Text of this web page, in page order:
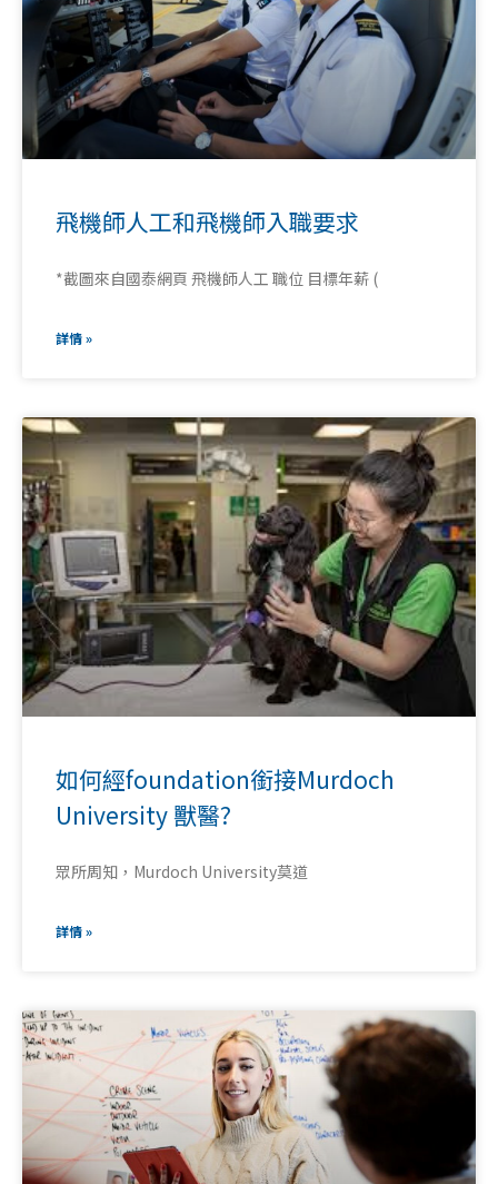
飛機師人工和飛機師入職要求
*截圖來自國泰網頁 飛機師人工 職位 目標年薪 (
詳情 »
如何經foundation銜接Murdoch
University 獸醫?
眾所周知，Murdoch University莫道
詳情 »